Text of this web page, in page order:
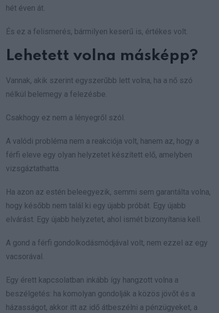
hét éven át.
És ez a felismerés, bármilyen keserű is, értékes volt.
Lehetett volna másképp?
Vannak, akik szerint egyszerűbb lett volna, ha a nő szó
nélkül belemegy a felezésbe.
Csakhogy ez nem a lényegről szól.
A valódi probléma nem a reakciója volt, hanem az, hogy a
férfi eleve egy olyan helyzetet készített elő, amelyben
vizsgáztathatta.
Ha azon az estén beleegyezik, semmi sem garantálta volna,
hogy később nem talál ki egy újabb próbát. Egy újabb
elvárást. Egy újabb helyzetet, ahol ismét bizonyítania kell.
A gond a férfi gondolkodásmódjával volt, nem ezzel az egy
vacsorával.
Egy érett kapcsolatban inkább így hangzott volna a
beszélgetés: ha komolyan gondolják a közös jövőt és a
házasságot, akkor itt az idő átbeszélni a pénzügyeket, a